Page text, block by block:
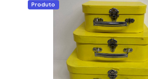
Produto